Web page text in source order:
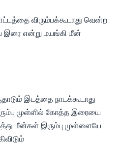
விரும்பக்கூடாது வென்ற
இரை என்று மயங்கி மீன்
இடத்தை நாடக்கூடாது
முள்ளில் கோத்த இரையை
மீன்கள் இரும்பு முள்ளையே